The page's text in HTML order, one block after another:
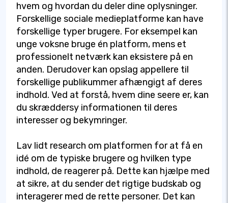
hvem og hvordan du deler dine oplysninger.
Forskellige sociale medieplatforme kan have
forskellige typer brugere. For eksempel kan
unge voksne bruge én platform, mens et
professionelt netværk kan eksistere på en
anden. Derudover kan opslag appellere til
forskellige publikummer afhængigt af deres
indhold. Ved at forstå, hvem dine seere er, kan
du skræddersy informationen til deres
interesser og bekymringer.
Lav lidt research om platformen for at få en
idé om de typiske brugere og hvilken type
indhold, de reagerer på. Dette kan hjælpe med
at sikre, at du sender det rigtige budskab og
interagerer med de rette personer. Det kan